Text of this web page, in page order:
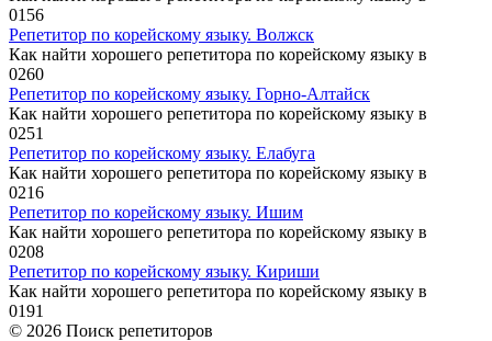
0156
Репетитор по корейскому языку. Волжск
Как найти хорошего репетитора по корейскому языку в
0260
Репетитор по корейскому языку. Горно-Алтайск
Как найти хорошего репетитора по корейскому языку в
0251
Репетитор по корейскому языку. Елабуга
Как найти хорошего репетитора по корейскому языку в
0216
Репетитор по корейскому языку. Ишим
Как найти хорошего репетитора по корейскому языку в
0208
Репетитор по корейскому языку. Кириши
Как найти хорошего репетитора по корейскому языку в
0191
© 2026 Поиск репетиторов